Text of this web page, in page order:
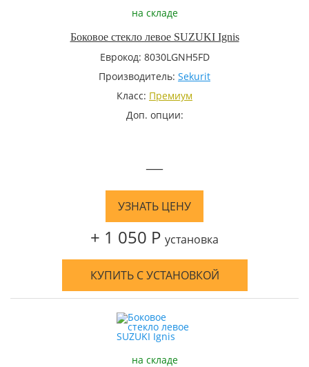
на складе
Боковое стекло левое SUZUKI Ignis
Еврокод: 8030LGNH5FD
Производитель: Sekurit
Класс: Премиум
Доп. опции:
—
УЗНАТЬ ЦЕНУ
+ 1 050 Р установка
КУПИТЬ С УСТАНОВКОЙ
на складе